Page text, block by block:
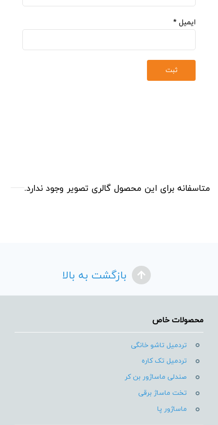
ایمیل *
متاسفانه برای این محصول گالری تصویر وجود ندارد.
بازگشت به بالا
محصولات خاص
تردمیل تاشو خانگی
تردمیل تک کاره
صندلی ماساژور بن کر
تخت ماساژ برقی
ماساژور پا